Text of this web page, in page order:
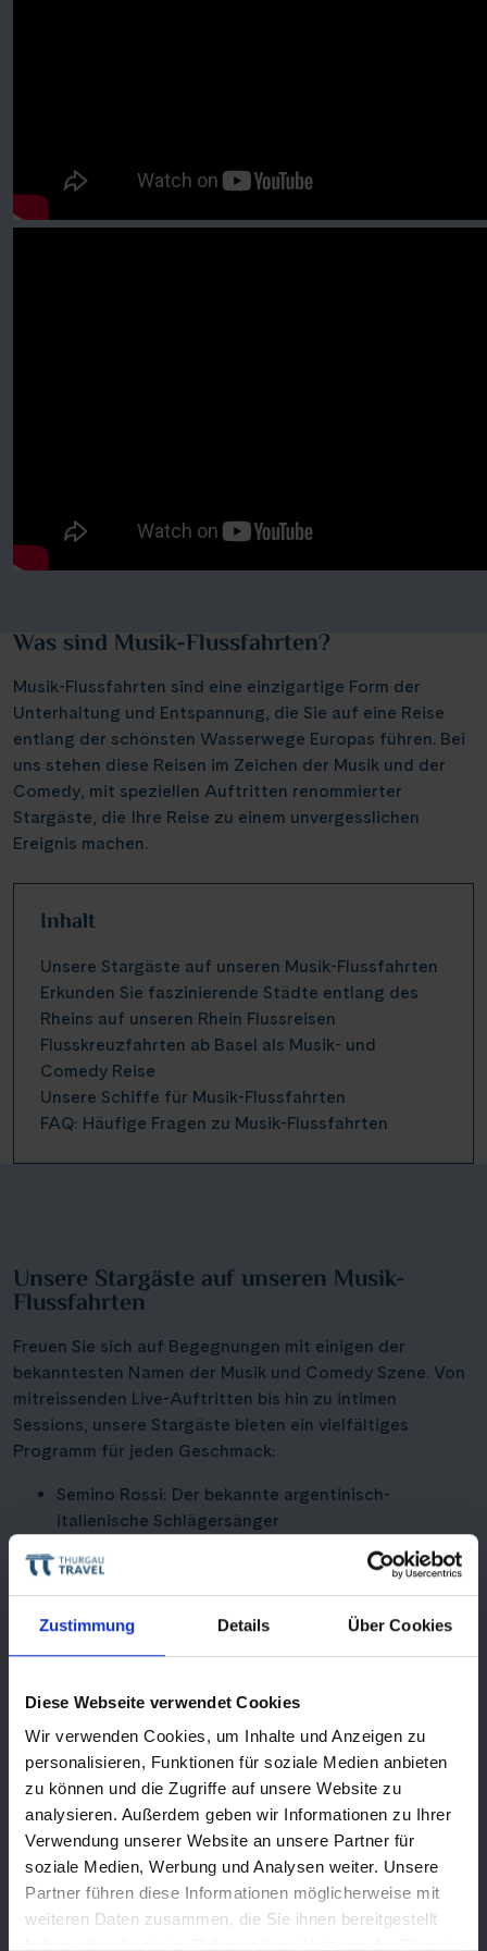
Zustimmung Details Über Cookies
Diese Webseite verwendet Cookies
Wir verwenden Cookies, um Inhalte und Anzeigen zu
personalisieren, Funktionen für soziale Medien anbieten
zu können und die Zugriffe auf unsere Website zu
analysieren. Außerdem geben wir Informationen zu Ihrer
Verwendung unserer Website an unsere Partner für
soziale Medien, Werbung und Analysen weiter. Unsere
Partner führen diese Informationen möglicherweise mit
weiteren Daten zusammen, die Sie ihnen bereitgestellt
Was sind Musik-Flussfahrten?
Musik-Flussfahrten sind eine einzigartige Form der
Unterhaltung und Entspannung, die Sie auf eine Reise
entlang der schönsten Wasserwege Europas führen. Bei
uns stehen diese Reisen im Zeichen der Musik und der
Comedy, mit speziellen Auftritten renommierter
Stargäste, die Ihre Reise zu einem unvergesslichen
Ereignis machen.
Inhalt
Unsere Stargäste auf unseren Musik-Flussfahrten
Erkunden Sie faszinierende Städte entlang des
Rheins auf unseren Rhein Flussreisen
Flusskreuzfahrten ab Basel als Musik- und
Comedy Reise
Unsere Schiffe für Musik-Flussfahrten
FAQ: Häufige Fragen zu Musik-Flussfahrten
Unsere Stargäste auf unseren Musik-
Flussfahrten
Freuen Sie sich auf Begegnungen mit einigen der
bekanntesten Namen der Musik und Comedy Szene. Von
mitreissenden Live-Auftritten bis hin zu intimen
Sessions, unsere Stargäste bieten ein vielfältiges
Programm für jeden Geschmack:
Semino Rossi: Der bekannte argentinisch-
italienische Schlägersänger
ComBox: Eine der besten Schlagerbands der
Schweiz
Duo Messer & Gabel: Das legendäre Schweizer
Comedy Duo
Quöllfrisch Buebe: Frisch, frech und voller Energie –
Comedy King of Gäx: Lachen ist garantiert, wenn
dieser König der Komik die Bühne betritt.
Peach Weber: Ein Name, der für Schweizer
Unterhaltung vom Feinsten steht. Freuen Sie sich
auf unvergessliche Momente mit diesem
Ausnahmekünstler.
Duo VollBluat: Mit Leidenschaft und Temperament
entführen sie ihr Publikum in die Welt der Musik und
Emotionen.